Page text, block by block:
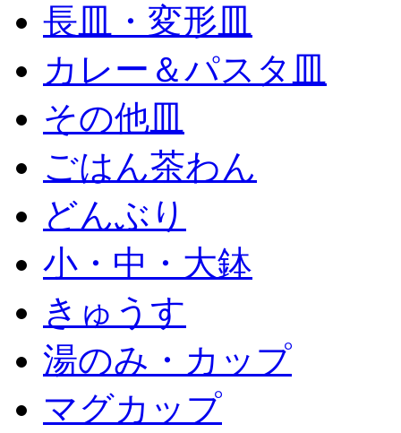
長皿・変形皿
カレー＆パスタ皿
その他皿
ごはん茶わん
どんぶり
小・中・大鉢
きゅうす
湯のみ・カップ
マグカップ